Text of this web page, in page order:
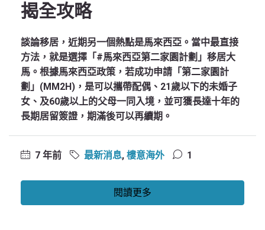
揭全攻略
談論移居，近期另一個熱點是馬來西亞。當中最直接
方法，就是選擇「#馬來西亞第二家園計劃」移居大
馬。根據馬來西亞政策，若成功申請「第二家園計
劃」(MM2H)，是可以攜帶配偶、21歲以下的未婚子
女、及60歲以上的父母一同入境，並可獲長達十年的
長期居留簽證，期滿後可以再續期。
7 年前 最新消息, 樓意海外 1
閱讀更多